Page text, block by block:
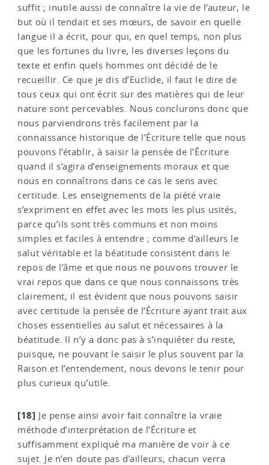
suffit ; inutile aussi de connaître la vie de l’auteur, le
but où il tendait et ses mœurs, de savoir en quelle
langue il a écrit, pour qui, en quel temps, non plus
que les fortunes du livre, les diverses leçons du
texte et enfin quels hommes ont décidé de le
recueillir. Ce que je dis d’Euclide, il faut le dire de
tous ceux qui ont écrit sur des matières qui de leur
nature sont percevables. Nous conclurons donc que
nous parviendrons très facilement par la
connaissance historique de l’Écriture telle que nous
pouvons l’établir, à saisir la pensée de l’Écriture
quand il s’agira d’enseignements moraux et que
nous en connaîtrons dans ce cas le sens avec
certitude. Les enseignements de la piété vraie
s’expriment en effet avec les mots les plus usités,
parce qu’ils sont très communs et non moins
simples et faciles à entendre ; comme d’ailleurs le
salut véritable et la béatitude consistent dans le
repos de l’âme et que nous ne pouvons trouver le
vrai repos que dans ce que nous connaissons très
clairement, il est évident que nous pouvons saisir
avec certitude la pensée de l’Écriture ayant trait aux
choses essentielles au salut et nécessaires à la
béatitude. Il n’y a donc pas à s’inquiéter du reste,
puisque, ne pouvant le saisir le plus souvent par la
Raison et l’entendement, nous devons le tenir pour
plus curieux qu’utile.
[18] Je pense ainsi avoir fait connaître la vraie
méthode d’interprétation de l’Écriture et
suffisamment expliqué ma manière de voir à ce
sujet. Je n’en doute pas d’ailleurs, chacun verra